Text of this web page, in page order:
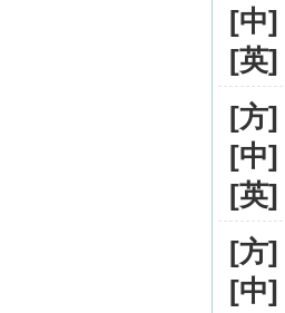
[中]
[英]
[方]
[中]
[英]
[方]
[中]